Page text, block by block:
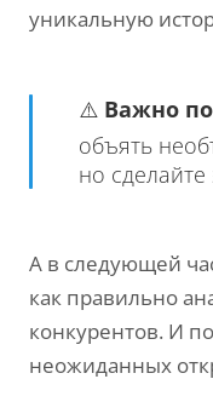
уникальную
⚠️ Важно
объять
но сделайте
А в следующей
как правильно
конкурентов. И
неожиданных